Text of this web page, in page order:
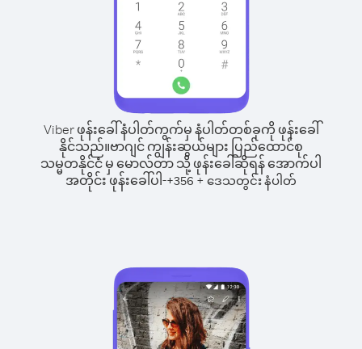
Viber ဖုန်းခေါ်နံပါတ်ကွက်မှ နံပါတ်တစ်ခုကို ဖုန်းခေါ်
နိုင်သည်။ဗာဂျင် ကျွန်းဆွယ်များ ပြည်ထောင်စု
သမ္မတနိုင်ငံ မှ မောလ်တာ သို့ ဖုန်းခေါ်ဆိုရန် အောက်ပါ
အတိုင်း ဖုန်းခေါ်ပါ-+356 + ဒေသတွင်း နံပါတ်